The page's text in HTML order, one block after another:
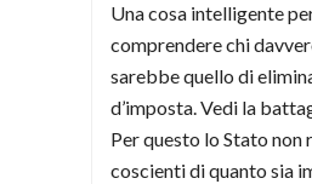
Una cosa intelligente
comprendere chi
sarebbe quello di
d’imposta. Vedi la
Per questo lo Stato non
coscienti di quanto sia